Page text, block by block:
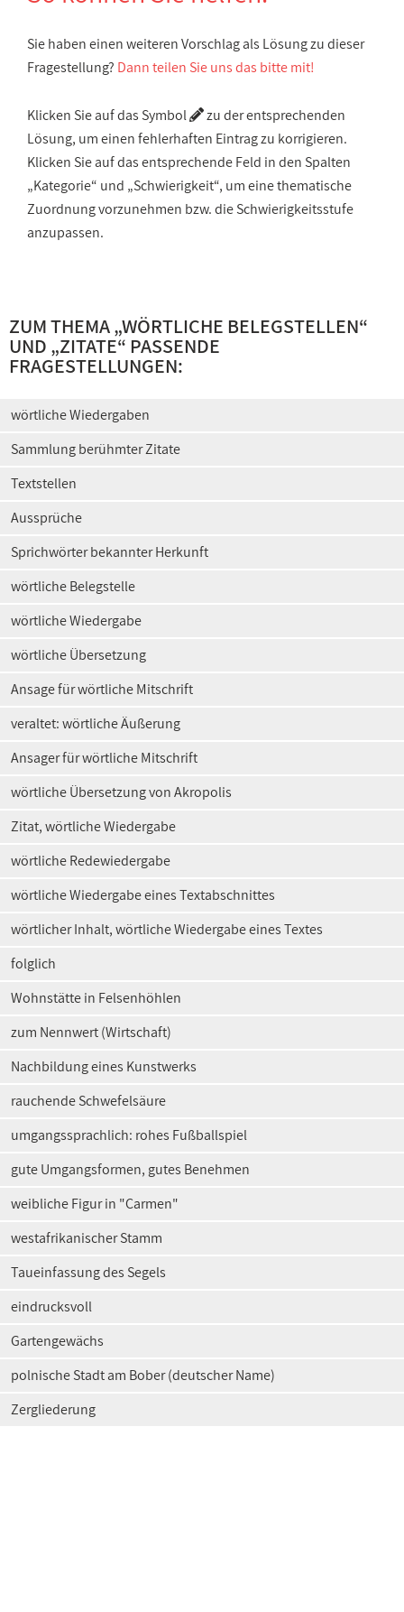
Sie haben einen weiteren Vorschlag als Lösung zu dieser
Fragestellung? Dann teilen Sie uns das bitte mit!
Klicken Sie auf das Symbol
zu der entsprechenden
Lösung, um einen fehlerhaften Eintrag zu korrigieren.
Klicken Sie auf das entsprechende Feld in den Spalten
„Kategorie“ und „Schwierigkeit“, um eine thematische
Zuordnung vorzunehmen bzw. die Schwierigkeitsstufe
anzupassen.
ZUM THEMA „WÖRTLICHE BELEGSTELLEN“
UND „ZITATE“ PASSENDE
FRAGESTELLUNGEN:
wörtliche Wiedergaben
Sammlung berühmter Zitate
Textstellen
Aussprüche
Sprichwörter bekannter Herkunft
wörtliche Belegstelle
wörtliche Wiedergabe
wörtliche Übersetzung
Ansage für wörtliche Mitschrift
veraltet: wörtliche Äußerung
Ansager für wörtliche Mitschrift
wörtliche Übersetzung von Akropolis
Zitat, wörtliche Wiedergabe
wörtliche Redewiedergabe
wörtliche Wiedergabe eines Textabschnittes
wörtlicher Inhalt, wörtliche Wiedergabe eines Textes
folglich
Wohnstätte in Felsenhöhlen
zum Nennwert (Wirtschaft)
Nachbildung eines Kunstwerks
rauchende Schwefelsäure
umgangssprachlich: rohes Fußballspiel
gute Umgangsformen, gutes Benehmen
weibliche Figur in "Carmen"
westafrikanischer Stamm
Taueinfassung des Segels
eindrucksvoll
Gartengewächs
polnische Stadt am Bober (deutscher Name)
Zergliederung